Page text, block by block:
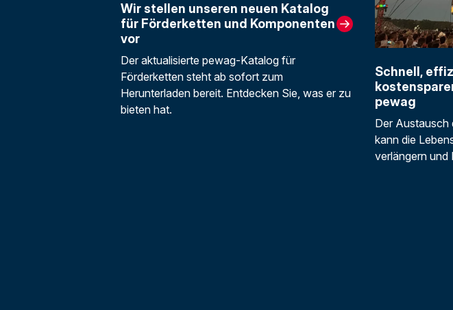
Wir stellen unseren neuen Katalog
für Förderketten und Komponenten
vor
Der aktualisierte pewag-Katalog für
Förderketten steht ab sofort zum
Herunterladen bereit. Entdecken Sie, was er zu
bieten hat.
Schnell,
pewag
Der Austausch
kann die
verlängern und